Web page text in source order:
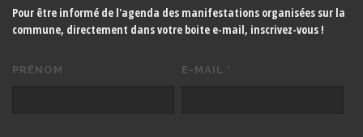
Pour être informé de l'agenda des manifestations organisées sur la
commune, directement dans votre boite e-mail, inscrivez-vous !
PRÉNOM E-MAIL *